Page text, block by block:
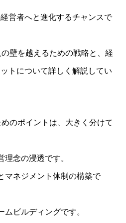
営者へと進化するチャンスで
壁を越えるための戦略と、経
トについて詳しく解説してい
のポイントは、大きく分けて
念の浸透です。
マネジメント体制の構築で
ビルディングです。